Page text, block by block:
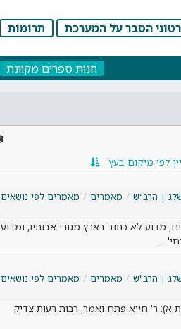
הסבר על המערכת תרומות
חנות ספרים מקוונת
לפי מיקום בעץ
| הרב"ש מאמרים
מאמרים לפי נושאים
מדוע לא כתוב בארץ מגורי אבותיו, ומדוע
| הרב"ש מאמרים
מאמרים לפי נושאים
א): ר' חייא פתח ואמר, רבות רעות צדיק